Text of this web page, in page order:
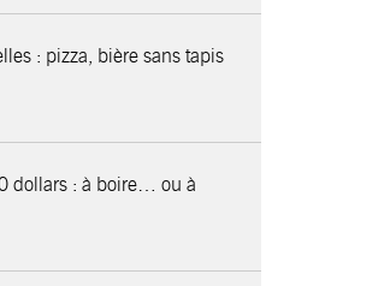
: pizza, bière sans tapis
dollars : à boire… ou à